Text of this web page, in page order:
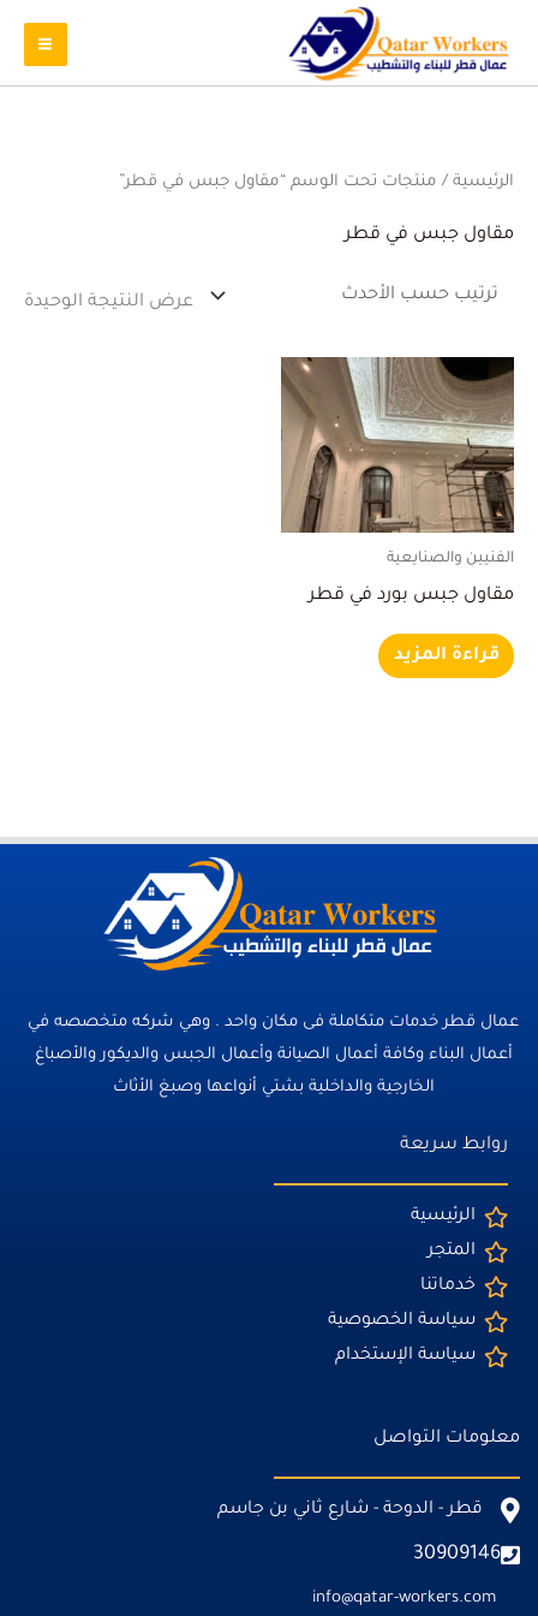
الرئيسية / منتجات تحت الوسم “مقاول جبس في قطر”
مقاول جبس في قطر
عرض النتيجة الوحيدة
الفنيين والصنايعية
مقاول جبس بورد في قطر
قراءة المزيد
عمال قطر خدمات متكاملة فى مكان واحد . وهي شركه متخصصه في
أعمال البناء وكافة أعمال الصيانة وأعمال الجبس والديكور والأصباغ
الخارجية والداخلية بشتي أنواعها وصبغ الأثاث
روابط سريعة
الرئيسية
المتجر
خدماتنا
سياسة الخصوصية
سياسة الإستخدام
معلومات التواصل
قطر - الدوحة - شارع ثاني بن جاسم
30909146
info@qatar-workers.com